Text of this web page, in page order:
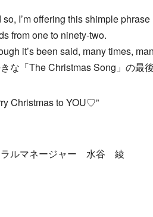
so, I’m offering this shimple phrase
from one to ninety-two.
it’s been said, many times,
な「The Christmas Song」の最
Christmas to YOU♡”
ラルマネージャー 水谷 綾